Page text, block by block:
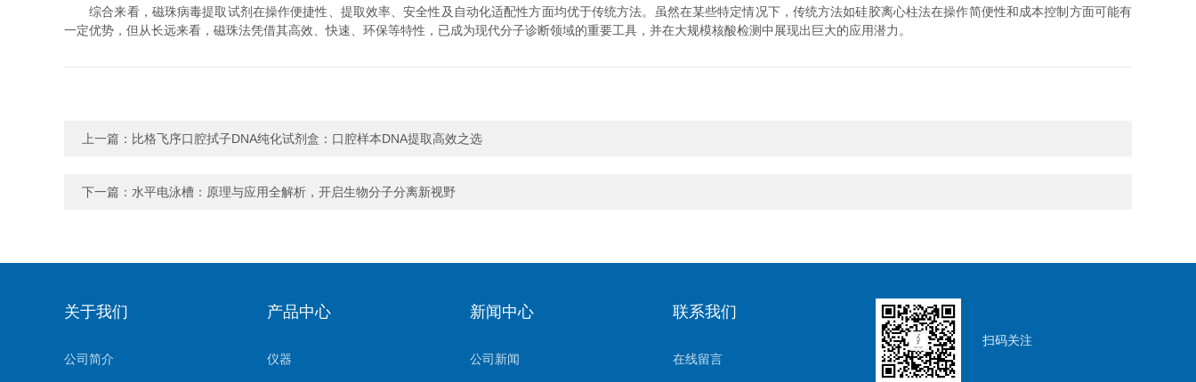
综合来看，磁珠病毒提取试剂在操作便捷性、提取效率、安全性及自动化适配性方面均优于传统方法。虽然在某些特定情况下，传统方法如硅胶离心柱法在操作简便性和成本控制方面可能有
一定优势，但从长远来看，磁珠法凭借其高效、快速、环保等特性，已成为现代分子诊断领域的重要工具，并在大规模核酸检测中展现出巨大的应用潜力。
上一篇： 比格飞序口腔拭子DNA纯化试剂盒：口腔样本DNA提取高效之选
下一篇： 水平电泳槽：原理与应用全解析，开启生物分子分离新视野
关于我们
公司简介
产品中心
仪器
新闻中心
公司新闻
联系我们
在线留言
扫码关注